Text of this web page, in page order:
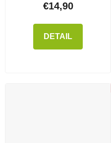
€14,90
DETAIL